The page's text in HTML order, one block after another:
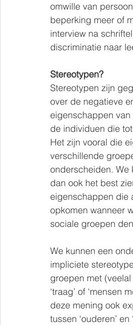
omwille van
beperking meer of
interview na
discriminatie naar
Stereotypen?
Stereotypen zijn
over de negatieve
eigenschappen
de individuen die
Het zijn vooral die
verschillende
onderscheiden. We
dan ook het best
eigenschappen die
opkomen wanneer
sociale groepen
We kunnen een
impliciete
groepen met
‘traag’ of ‘mensen
deze mening ook
tussen ‘ouderen’